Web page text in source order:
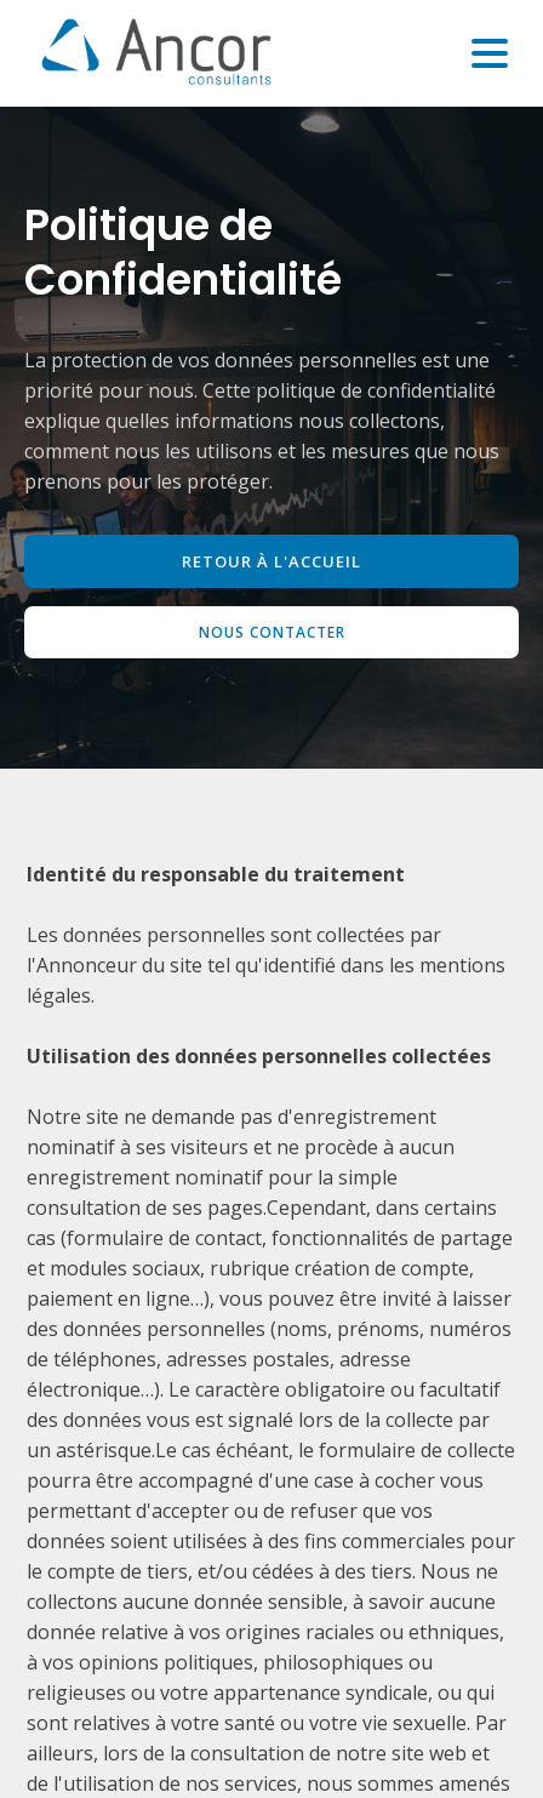
Politique de
Confidentialité
La protection de vos données personnelles est une
priorité pour nous. Cette politique de confidentialité
explique quelles informations nous collectons,
comment nous les utilisons et les mesures que nous
prenons pour les protéger.
RETOUR À L'ACCUEIL
NOUS CONTACTER
Identité du responsable du traitement
Les données personnelles sont collectées par
l'Annonceur du site tel qu'identifié dans les mentions
légales.
Utilisation des données personnelles collectées
Notre site ne demande pas d'enregistrement
nominatif à ses visiteurs et ne procède à aucun
enregistrement nominatif pour la simple
consultation de ses pages.Cependant, dans certains
cas (formulaire de contact, fonctionnalités de partage
et modules sociaux, rubrique création de compte,
paiement en ligne…), vous pouvez être invité à laisser
des données personnelles (noms, prénoms, numéros
de téléphones, adresses postales, adresse
électronique…). Le caractère obligatoire ou facultatif
des données vous est signalé lors de la collecte par
un astérisque.Le cas échéant, le formulaire de collecte
pourra être accompagné d'une case à cocher vous
permettant d'accepter ou de refuser que vos
données soient utilisées à des fins commerciales pour
le compte de tiers, et/ou cédées à des tiers. Nous ne
collectons aucune donnée sensible, à savoir aucune
donnée relative à vos origines raciales ou ethniques,
à vos opinions politiques, philosophiques ou
religieuses ou votre appartenance syndicale, ou qui
sont relatives à votre santé ou votre vie sexuelle. Par
ailleurs, lors de la consultation de notre site web et
de l'utilisation de nos services, nous sommes amenés